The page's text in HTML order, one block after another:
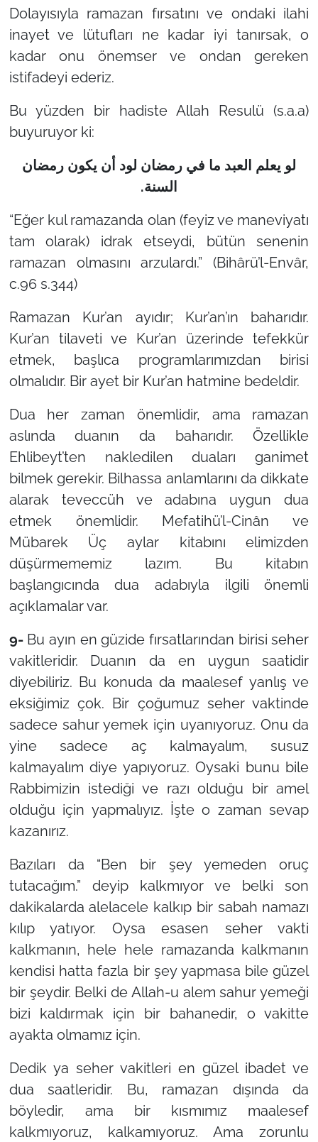
Dolayısıyla ramazan fırsatını ve ondaki ilahi
inayet ve lütufları ne kadar iyi tanırsak, o
kadar onu önemser ve ondan gereken
istifadeyi ederiz.
Bu yüzden bir hadiste Allah Resulü (s.a.a)
buyuruyor ki:
لو يعلم العبد ما في رمضان لود أن يكون رمضان
السنة.
“Eğer kul ramazanda olan (feyiz ve maneviyatı
tam olarak) idrak etseydi, bütün senenin
ramazan olmasını arzulardı.” (Bihârü’l-Envâr,
c.96 s.344)
Ramazan Kur’an ayıdır; Kur’an’ın baharıdır.
Kur’an tilaveti ve Kur’an üzerinde tefekkür
etmek, başlıca programlarımızdan birisi
olmalıdır. Bir ayet bir Kur’an hatmine bedeldir.
Dua her zaman önemlidir, ama ramazan
aslında duanın da baharıdır. Özellikle
Ehlibeyt’ten nakledilen duaları ganimet
bilmek gerekir. Bilhassa anlamlarını da dikkate
alarak teveccüh ve adabına uygun dua
etmek önemlidir. Mefatihü’l-Cinân ve
Mübarek Üç aylar kitabını elimizden
düşürmememiz lazım. Bu kitabın
başlangıcında dua adabıyla ilgili önemli
açıklamalar var.
9- Bu ayın en güzide fırsatlarından birisi seher
vakitleridir. Duanın da en uygun saatidir
diyebiliriz. Bu konuda da maalesef yanlış ve
eksiğimiz çok. Bir çoğumuz seher vaktinde
sadece sahur yemek için uyanıyoruz. Onu da
yine sadece aç kalmayalım, susuz
kalmayalım diye yapıyoruz. Oysaki bunu bile
Rabbimizin istediği ve razı olduğu bir amel
olduğu için yapmalıyız. İşte o zaman sevap
kazanırız.
Bazıları da “Ben bir şey yemeden oruç
tutacağım.” deyip kalkmıyor ve belki son
dakikalarda alelacele kalkıp bir sabah namazı
kılıp yatıyor. Oysa esasen seher vakti
kalkmanın, hele hele ramazanda kalkmanın
kendisi hatta fazla bir şey yapmasa bile güzel
bir şeydir. Belki de Allah-u alem sahur yemeği
bizi kaldırmak için bir bahanedir, o vakitte
ayakta olmamız için.
Dedik ya seher vakitleri en güzel ibadet ve
dua saatleridir. Bu, ramazan dışında da
böyledir, ama bir kısmımız maalesef
kalkmıyoruz, kalkamıyoruz. Ama zorunlu